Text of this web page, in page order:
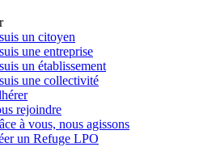
un citoyen
une entreprise
un établissement
une collectivité
rejoindre
à vous, nous agissons
un Refuge LPO